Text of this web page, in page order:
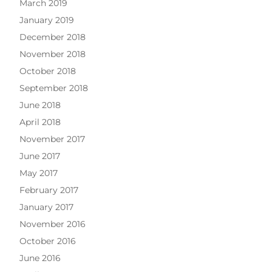
March 2019
January 2019
December 2018
November 2018
October 2018
September 2018
June 2018
April 2018
November 2017
June 2017
May 2017
February 2017
January 2017
November 2016
October 2016
June 2016